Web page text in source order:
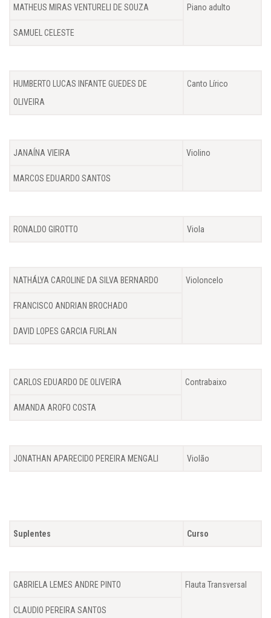
MATHEUS MIRAS VENTURELI DE SOUZA Piano adulto
SAMUEL CELESTE
HUMBERTO LUCAS INFANTE GUEDES DE
OLIVEIRA
Canto Lírico
JANAÍNA VIEIRA Violino
MARCOS EDUARDO SANTOS
RONALDO GIROTTO Viola
NATHÁLYA CAROLINE DA SILVA BERNARDO Violoncelo
FRANCISCO ANDRIAN BROCHADO
DAVID LOPES GARCIA FURLAN
CARLOS EDUARDO DE OLIVEIRA Contrabaixo
AMANDA AROFO COSTA
JONATHAN APARECIDO PEREIRA MENGALI Violão
Suplentes Curso
GABRIELA LEMES ANDRE PINTO Flauta Transversal
CLAUDIO PEREIRA SANTOS